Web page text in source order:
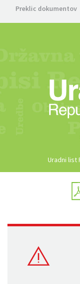
Preklic dokumentov
Uradni list